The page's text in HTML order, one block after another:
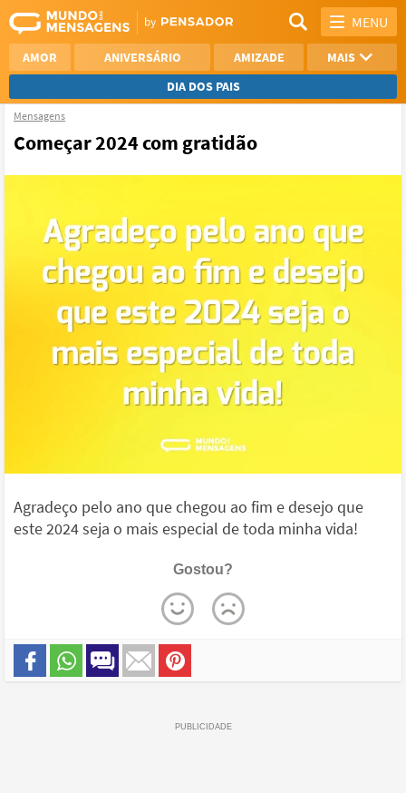
MENU
AMOR ANIVERSÁRIO AMIZADE
MAIS
DIA DOS PAIS
Mensagens
Começar 2024 com gratidão
Agradeço pelo ano que chegou ao fim e desejo que
este 2024 seja o mais especial de toda minha vida!
Gostou?